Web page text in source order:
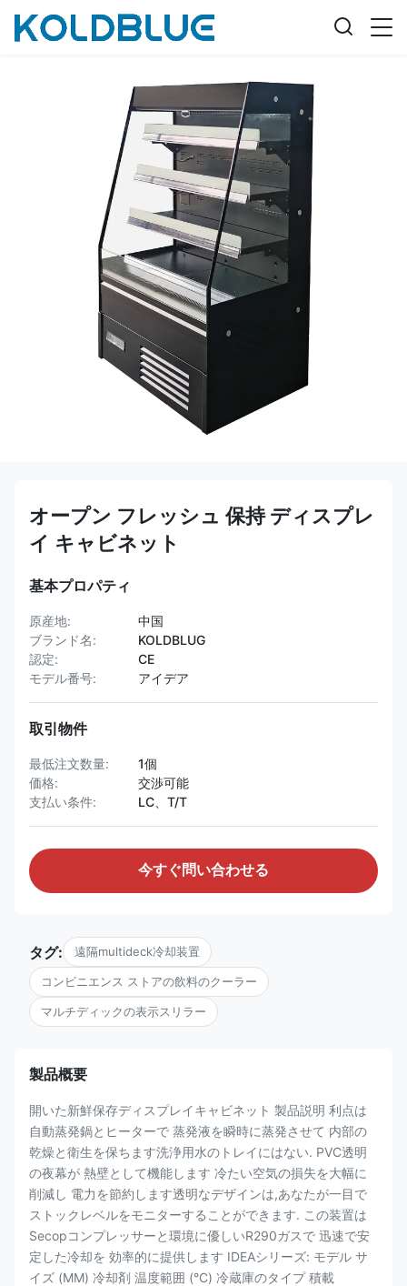
オープン フレッシュ 保持 ディスプレ
イ キャビネット
基本プロパティ
原産地:
中国
ブランド名:
KOLDBLUG
認定:
CE
モデル番号:
アイデア
取引物件
最低注文数量:
1個
価格:
交渉可能
支払い条件:
LC、T/T
今すぐ問い合わせる
タグ: 遠隔multideck冷却装置
コンビニエンス ストアの飲料のクーラー
マルチディックの表示スリラー
製品概要
開いた新鮮保存ディスプレイキャビネット 製品説明 利点は
自動蒸発鍋とヒーターで 蒸発液を瞬時に蒸発させて 内部の
乾燥と衛生を保ちます洗浄用水のトレイにはない. PVC透明
の夜幕が 熱壁として機能します 冷たい空気の損失を大幅に
削減し 電力を節約します透明なデザインは,あなたが一目で
ストックレベルをモニターすることができます. この装置は
Secopコンプレッサーと環境に優しいR290ガスで 迅速で安
定した冷却を 効率的に提供します IDEAシリーズ: モデル サ
イズ (MM) 冷却剤 温度範囲 (°C) 冷蔵庫のタイプ 積載